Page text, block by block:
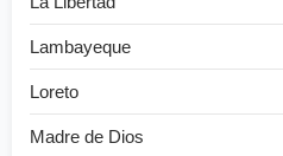
Lambayeque
Loreto
Madre de Dios